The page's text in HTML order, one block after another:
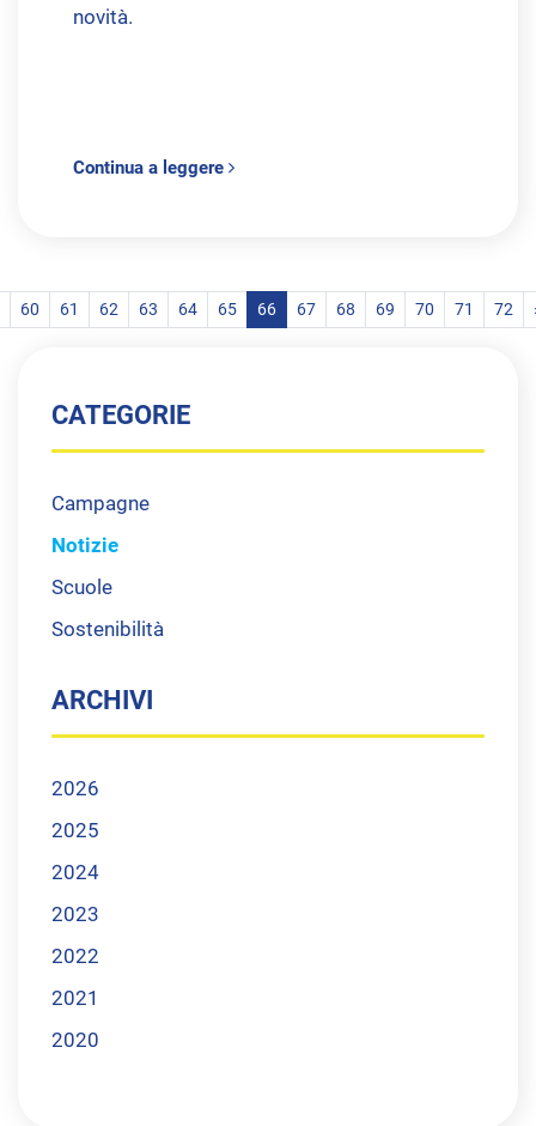
novità.
Continua a leggere
60 61 62 63 64 65 66 67 68 69 70 71 72
CATEGORIE
Campagne
Notizie
Scuole
Sostenibilità
ARCHIVI
2026
2025
2024
2023
2022
2021
2020